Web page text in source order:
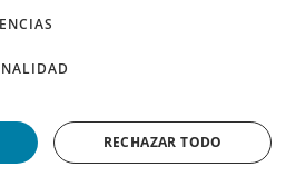
2026. Todos los derechos quedan
RECHAZAR TODO